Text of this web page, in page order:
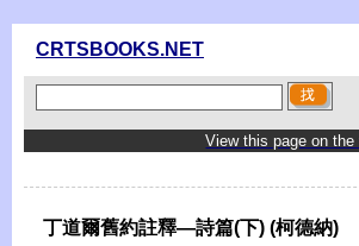
CRTSBOOKS.NET
View this page on
丁道爾舊約註釋—詩篇(下) (柯德納)